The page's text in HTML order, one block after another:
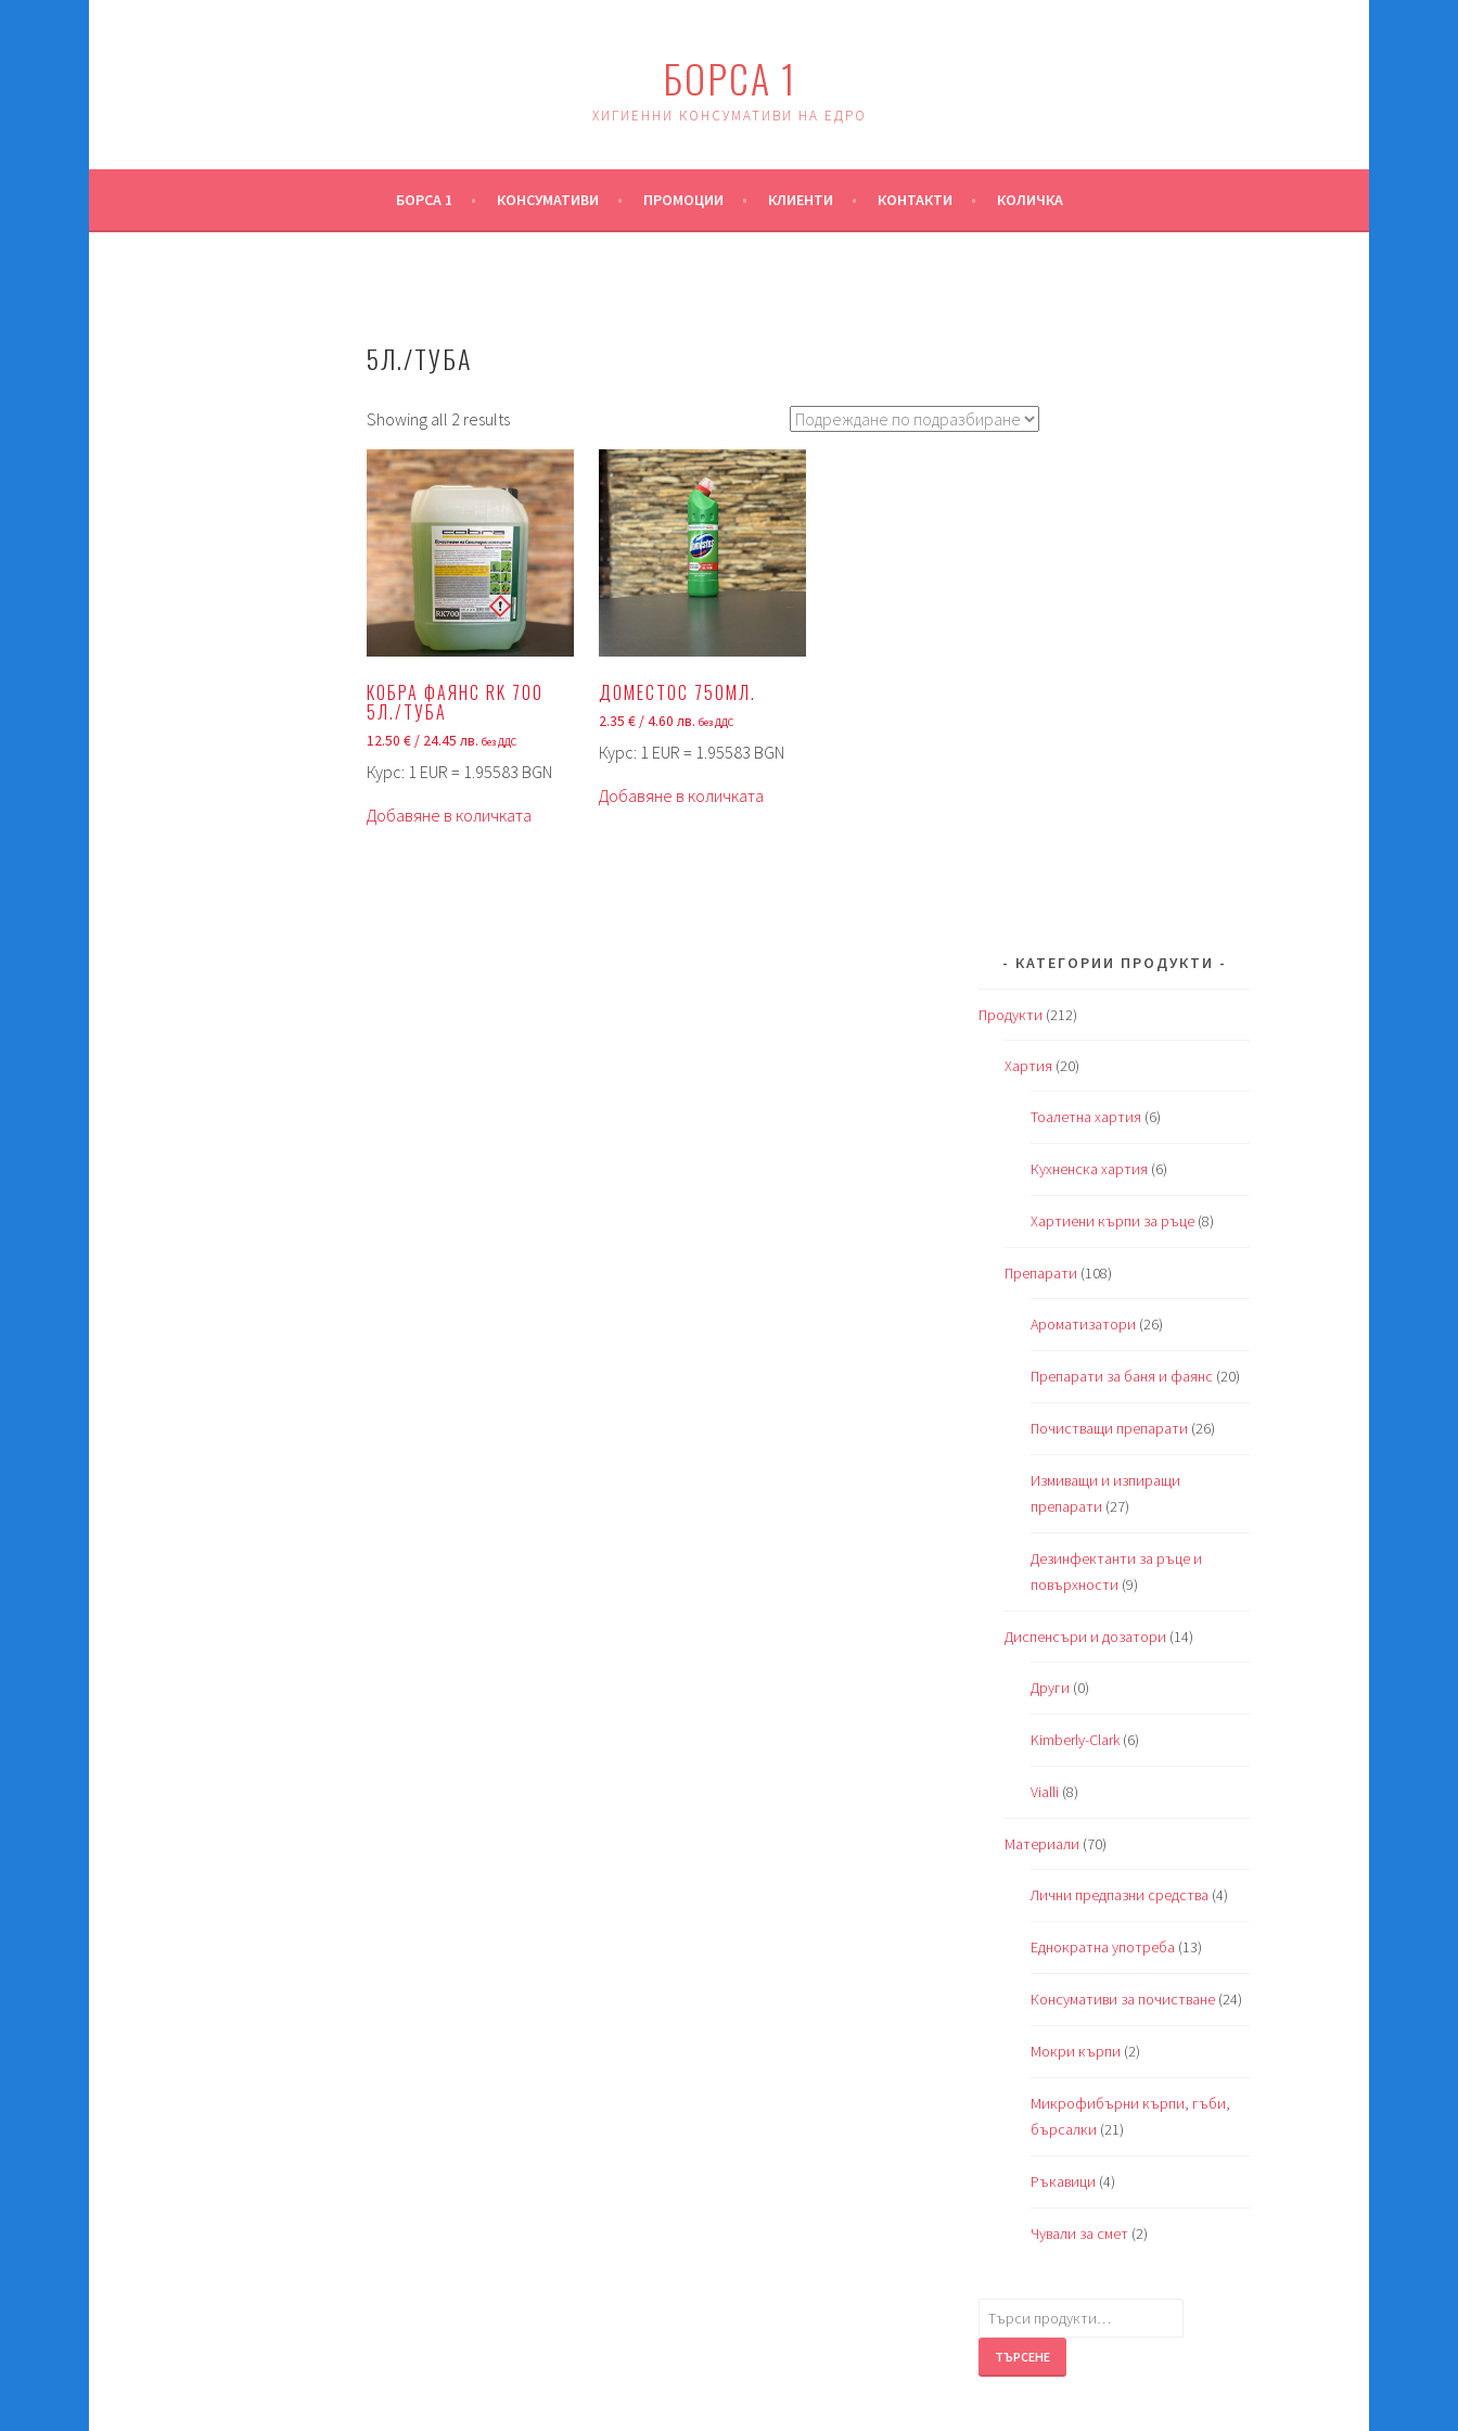
БОРСА 1
ХИГИЕННИ КОНСУМАТИВИ НА ЕДРО
БОРСА 1 КОНСУМАТИВИ ПРОМОЦИИ КЛИЕНТИ КОНТАКТИ КОЛИЧКА
5Л./ТУБА
Showing all 2 results
КОБРА ФАЯНС RK 700
5Л./ТУБА
12.50 €/ 24.45 лв. без ДДС
Курс: 1 EUR = 1.95583 BGN
Добавяне в количката
ДОМЕСТОС 750МЛ.
2.35€/ 4.60 лв.без ДДС
Курс: 1 EUR = 1.95583 BGN
Добавяне в количката
КАТЕГОРИИ ПРОДУКТИ
Продукти (212)
Хартия (20)
Тоалетна хартия (6)
Кухненска хартия (6)
Хартиени кърпи за ръце (8)
Препарати (108)
Ароматизатори (26)
Препарати за баня и фаянс (20)
Почистващи препарати (26)
Измиващи и изпиращи
препарати (27)
Дезинфектанти за ръце и
повърхности (9)
Диспенсъри и дозатори (14)
Други (0)
Kimberly-Clark (6)
Vialli (8)
Материали (70)
Лични предпазни средства (4)
Еднократна употреба (13)
Консумативи за почистване (24)
Мокри кърпи (2)
Микрофибърни кърпи, гъби,
бърсалки (21)
Ръкавици (4)
Чували за смет (2)
Търсене
за:
ТЪРСЕНЕ